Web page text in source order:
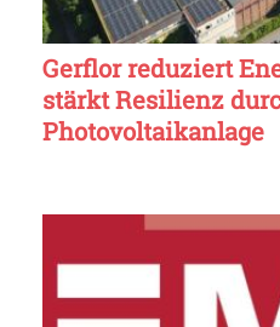
Gerflor reduziert
stärkt Resilienz
Photovoltaikanlage